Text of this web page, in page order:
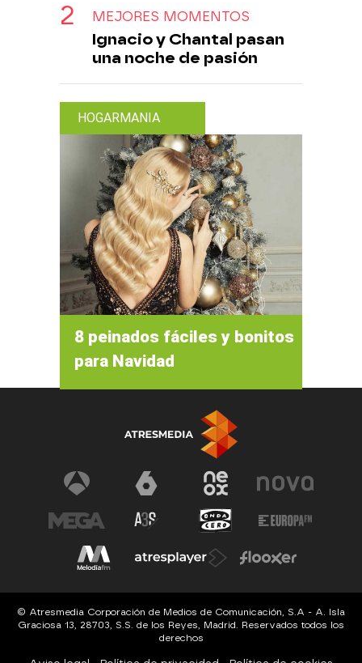
MEJORES MOMENTOS
Ignacio y Chantal pasan
una noche de pasión
HOGARMANIA
8 peinados fáciles y bonitos
para Navidad
© Atresmedia Corporación de Medios de Comunicación, S.A - A. Isla
Graciosa 13, 28703, S.S. de los Reyes, Madrid. Reservados todos los
derechos